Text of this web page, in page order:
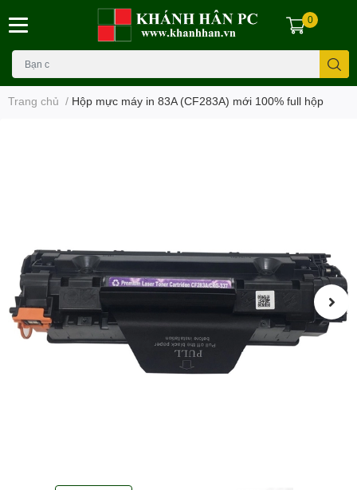
0
Trang chủ / Hộp mực máy in 83A (CF283A) mới 100% full hộp